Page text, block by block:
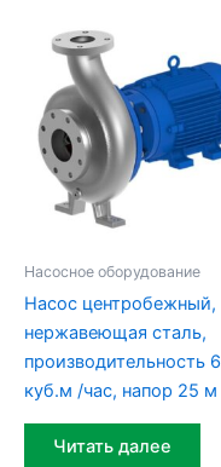
Насосное оборудование
Насос центробежный,
нержавеющая сталь,
производительность 6
куб.м /час, напор 25 м
Читать далее